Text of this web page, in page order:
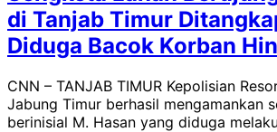
di Tanjab Timur
Diduga Bacok Korban
CNN – TANJAB TIMUR Kepolisian
Jabung Timur berhasil mengamankan
berinisial M. Hasan yang diduga